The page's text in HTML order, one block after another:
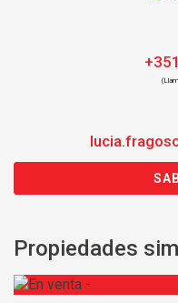
Propiedades